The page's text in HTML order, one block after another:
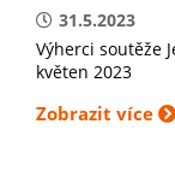
31.5.2023
Výherci soutěže
květen 2023
Zobrazit více